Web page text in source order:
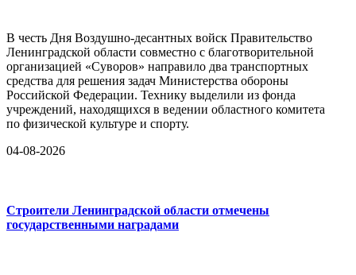
В честь Дня Воздушно-десантных войск Правительство
Ленинградской области совместно с благотворительной
организацией «Суворов» направило два транспортных
средства для решения задач Министерства обороны
Российской Федерации. Технику выделили из фонда
учреждений, находящихся в ведении областного комитета
по физической культуре и спорту.
04-08-2026
Строители Ленинградской области отмечены
государственными наградами